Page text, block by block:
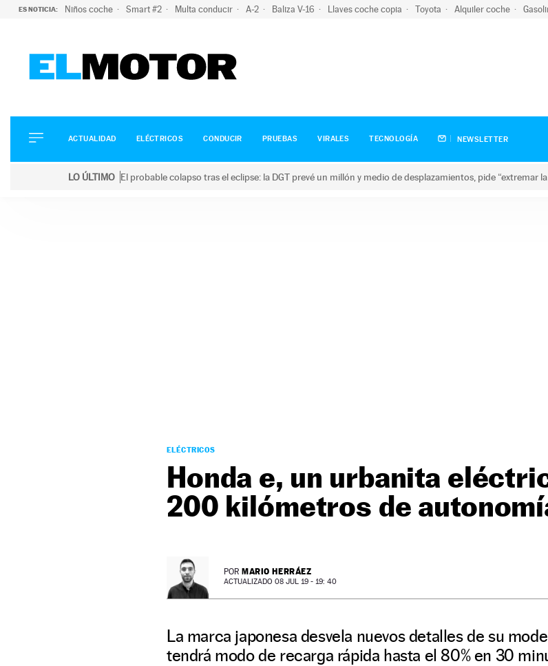
ES NOTICIA: Niños coche Smart #2 Multa conducir A-2 Baliza V-16 Llaves coche copia Toyota Alquiler coche
ELÉCTRICOS
CONDUCIR
ACTUALIDAD ELÉCTRICOS CONDUCIR PRUEBAS VIRALES TECNOLOGÍA NEWSLETTER
LO ÚLTIMO El probable colapso tras el eclipse: la DGT prevé un millón y medio de desplazamientos, pide “extremar
ELÉCTRICOS
Honda e, un urbanita
200 kilómetros de
POR MARIO HERRÁEZ
ACTUALIZADO 08 JUL 19 - 19: 40
La marca japonesa desvela nuevos detalles de su
tendrá modo de recarga rápida hasta el 80% en 30